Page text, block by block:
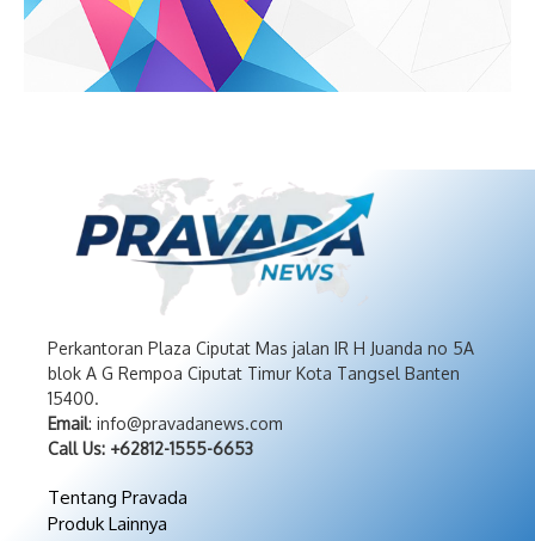
Perkantoran Plaza Ciputat Mas jalan IR H Juanda no 5A
blok A G Rempoa Ciputat Timur Kota Tangsel Banten
15400.
Email: info@pravadanews.com
Call Us: +62812-1555-6653
Tentang Pravada
Produk Lainnya